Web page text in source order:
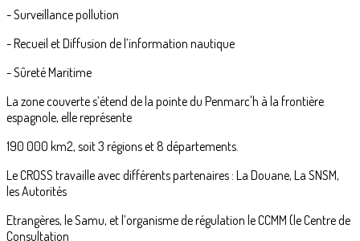
- Surveillance pollution
- Recueil et Diffusion de l’information nautique
- Sûreté Maritime
La zone couverte s’étend de la pointe du Penmarc'h à la frontière
espagnole, elle représente
190 000 km2, soit 3 régions et 8 départements.
Le CROSS travaille avec différents partenaires : La Douane, La SNSM,
les Autorités
Etrangères, le Samu, et l’organisme de régulation le CCMM (le Centre de
Consultation